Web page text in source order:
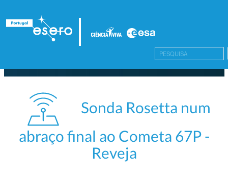
Sonda Rosetta num
abraço final ao Cometa 67P -
Reveja